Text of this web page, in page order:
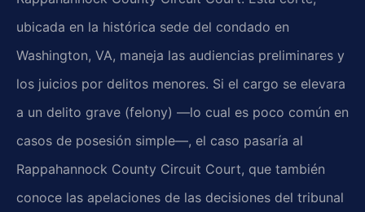
ubicada en la histórica sede del condado en
Washington, VA, maneja las audiencias preliminares y
los juicios por delitos menores. Si el cargo se elevara
a un delito grave (felony) —lo cual es poco común en
casos de posesión simple—, el caso pasaría al
Rappahannock County Circuit Court, que también
conoce las apelaciones de las decisiones del tribunal